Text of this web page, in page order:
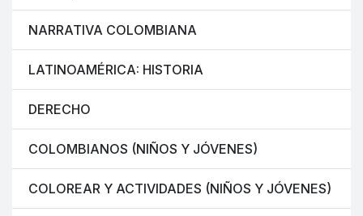
NARRATIVA COLOMBIANA
LATINOAMÉRICA: HISTORIA
DERECHO
COLOMBIANOS (NIÑOS Y JÓVENES)
COLOREAR Y ACTIVIDADES (NIÑOS Y JÓVENES)